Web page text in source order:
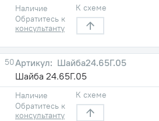
Наличие
Обратитесь к
консультанту
К схеме
50
Шайба24.65Г.05
Шайба 24.65Г.05
Наличие
Обратитесь к
консультанту
К схеме